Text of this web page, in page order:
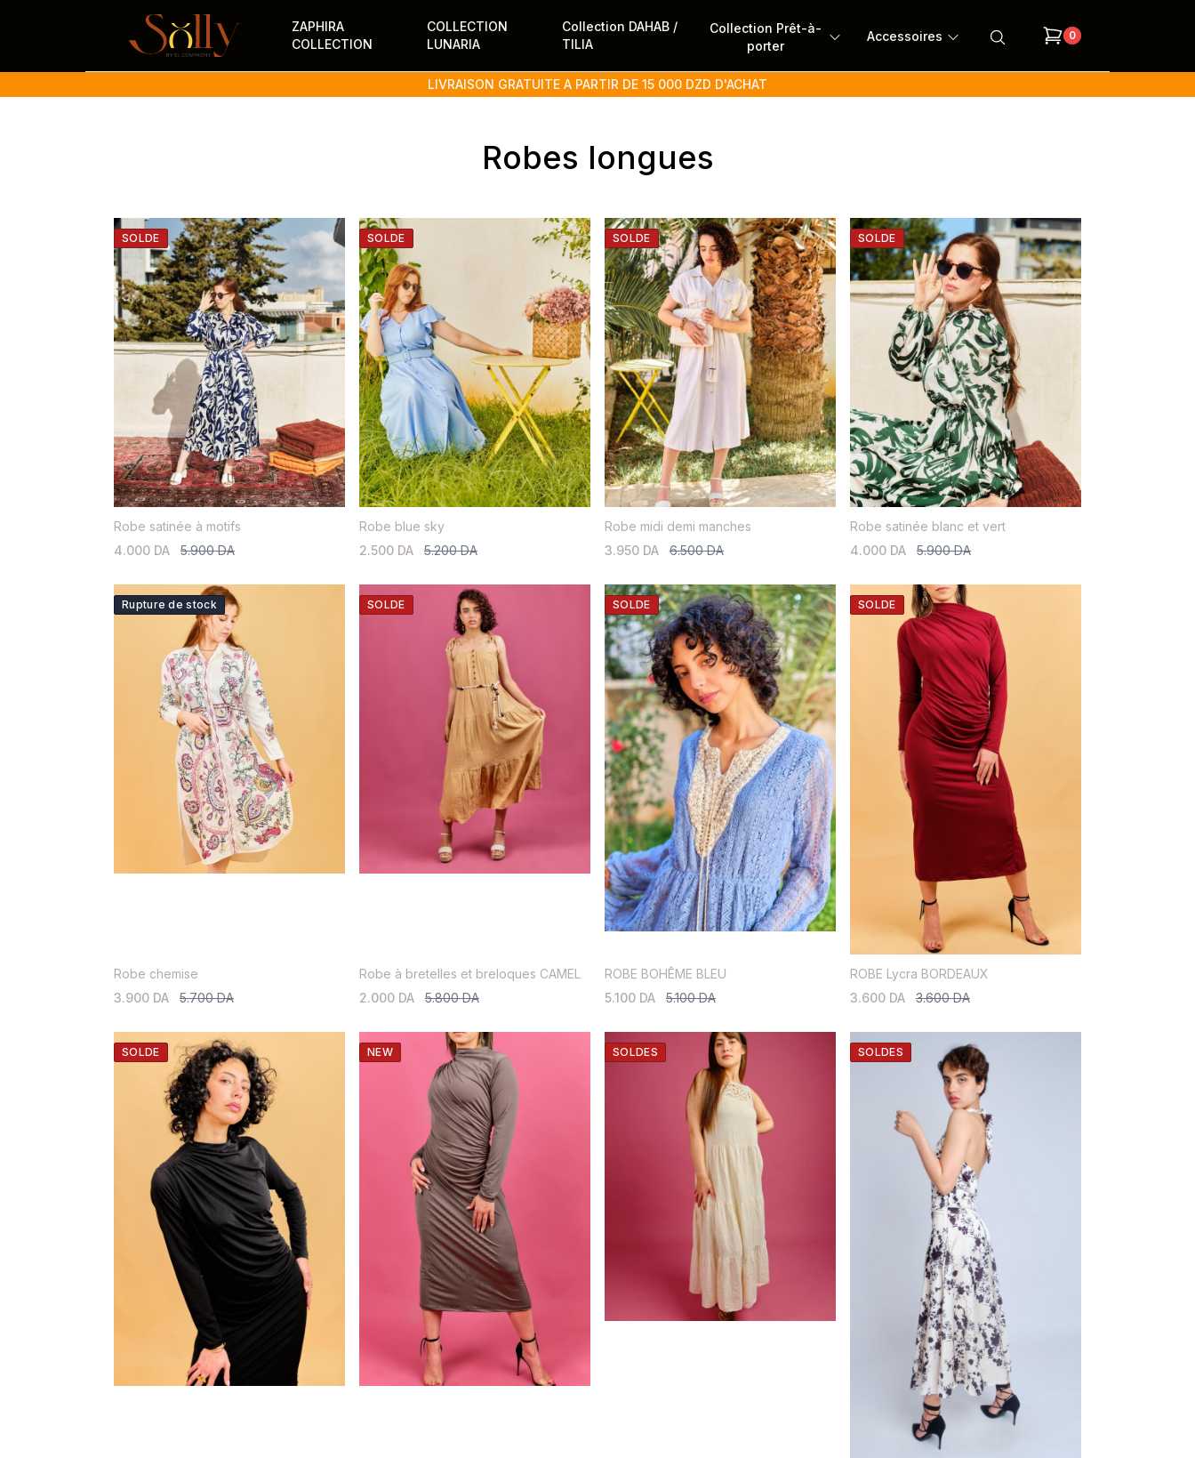
ZAPHIRA
COLLECTION
COLLECTION
LUNARIA
Collection DAHAB /
TILIA
Collection Prêt-à-
porter
Accessoires 0
LIVRAISON GRATUITE A PARTIR DE 15 000 DZD D'ACHAT
Robes longues
SOLDE
Robe satinée à motifs
4.000 DA
5.900 DA
SOLDE
Robe blue sky
2.500 DA
5.200 DA
SOLDE
Robe midi demi manches
3.950 DA
6.500 DA
SOLDE
Robe satinée blanc et vert
4.000 DA
5.900 DA
Rupture de stock
Robe chemise
3.900 DA
5.700 DA
SOLDE
Robe à bretelles et breloques CAMEL
2.000 DA
5.800 DA
SOLDE
ROBE BOHÊME BLEU
5.100 DA
5.100 DA
SOLDE
ROBE Lycra BORDEAUX
3.600 DA
3.600 DA
SOLDE NEW SOLDES SOLDES